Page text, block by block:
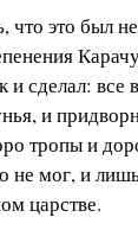
что это был
и сделал:
и
тропы и
не мог, и
царстве.